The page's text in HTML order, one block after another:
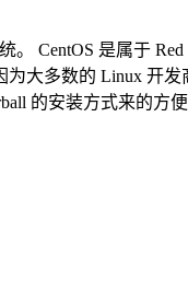
CentOS 是属于 Red
大多数的 Linux 开
的安装方式来的方